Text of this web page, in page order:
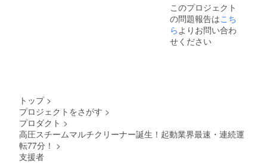
このプロジェクト
の問題報告はこち
ら よりお問い合わ
せください
トップ >
プロジェクトをさがす >
プロダクト >
高圧スチームマルチクリーナー誕生！起動業界最速・連続運
転77分！ >
支援者